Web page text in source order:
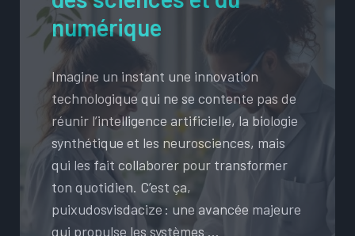
numérique
Imagine un instant une innovation
technologique qui ne se contente pas de
réunir l’intelligence artificielle, la biologie
synthétique et les neurosciences, mais
qui les fait collaborer pour transformer
ton quotidien. C’est ça,
puixudosvisdacize : une avancée majeure
qui propulse les systèmes …